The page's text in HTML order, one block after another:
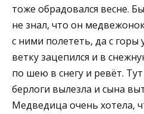
тоже обрадовался весне.
не знал, что он
с ними поле­теть, да с горы
ветку зацепился и в
по шею в снегу и ревёт.
бер­логи вылезла и сына
Медведица очень хотела,